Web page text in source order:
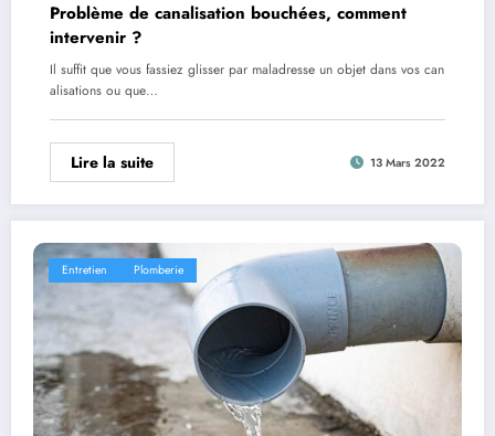
Problème de canalisation bouchées, comment
intervenir ?
Il suffit que vous fassiez glisser par maladresse un objet dans vos can
alisations ou que…
Lire la suite 13 Mars 2022
Entretien Plomberie